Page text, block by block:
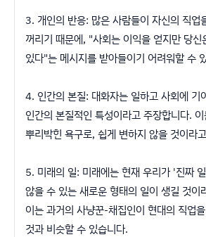
3. 개인의 반응: 많은 사람들이 자신의 직업
꺼리기 때문에, "사회는 이익을 얻지만 당신
있다"는 메시지를 받아들이기 어려워할 수
4. 인간의 본질: 대화자는 일하고 사회에 기
인간의 본질적인 특성이라고 주장합니다.
뿌리박힌 욕구로, 쉽게 변하지 않을 것이라
5. 미래의 일: 미래에는 현재 우리가 '진짜
않을 수 있는 새로운 형태의 일이 생길 것이
이는 과거의 사냥꾼-채집인이 현대의 직업
것과 비슷할 수 있습니다.